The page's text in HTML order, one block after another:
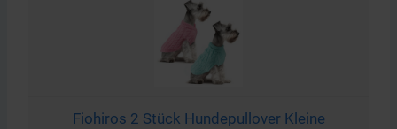
Fiohiros 2 Stück Hundepullover Kleine